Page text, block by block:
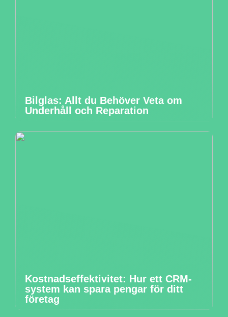
Bilglas: Allt du Behöver Veta om
Underhåll och Reparation
Kostnadseffektivitet: Hur ett CRM-
system kan spara pengar för ditt
företag